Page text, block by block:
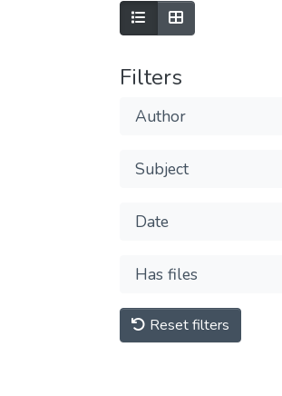
Filters
Author
Subject
Date
Has files
Reset filters